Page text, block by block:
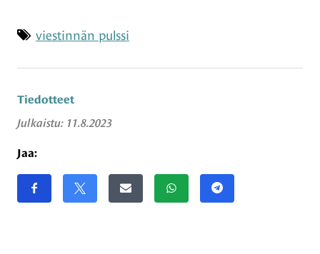
Tiedotteet
Julkaistu: 11.8.2023
Jaa:
Jaa sivu
Jaa Facebookissa
Share on XJaa sähköpostitseJaa WhatsAppissaJaa Telegramissa
Asiasanat
viestinnän pulssi